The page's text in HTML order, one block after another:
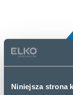
Niniejsza strona